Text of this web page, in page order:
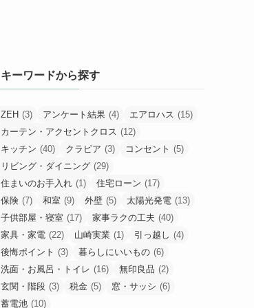
キーワードから探す
ZEH (3) アンケート結果 (4) エアロハス (15)
カーテン・アクセントクロス (12)
キッチン (40) クラピア (3) コンセント (5)
リビング・ダイニング (29)
住まいのお手入れ (1) 住宅ローン (17)
保険 (7) 和室 (9) 外壁 (5) 太陽光発電 (13)
子供部屋・寝室 (17) 家事ラクの工夫 (40)
家具・家電 (22) 山崎実業 (1) 引っ越し (4)
後悔ポイント (3) 暮らしにいいもの (6)
洗面・お風呂・トイレ (16) 無印良品 (2)
玄関・階段 (3) 税金 (5) 窓・サッシ (6)
蓄電池 (10)